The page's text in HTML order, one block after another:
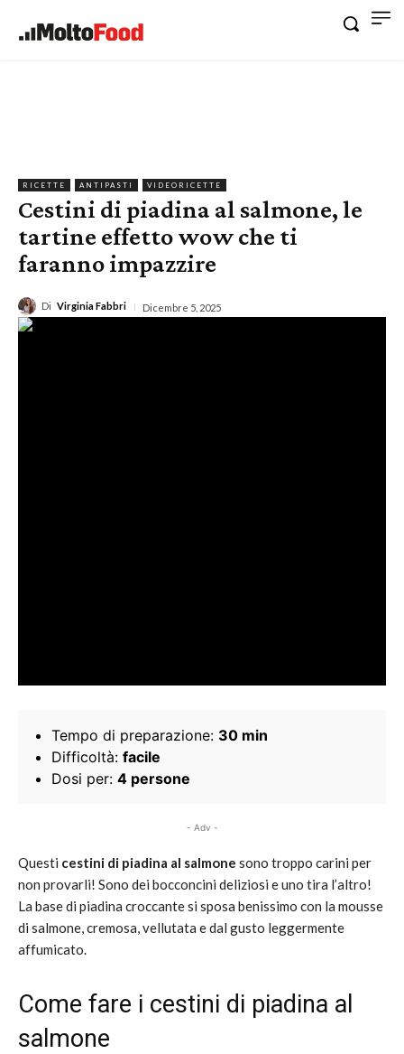
RICETTE ANTIPASTI VIDEORICETTE
Cestini di piadina al salmone, le
tartine effetto wow che ti
faranno impazzire
Di Virginia Fabbri Dicembre 5, 2025
Tempo di preparazione: 30 min
Difficoltà: facile
Dosi per: 4 persone
- Adv -
Questi cestini di piadina al salmone sono troppo carini per
non provarli! Sono dei bocconcini deliziosi e uno tira l’altro!
La base di piadina croccante si sposa benissimo con la mousse
di salmone, cremosa, vellutata e dal gusto leggermente
affumicato.
Come fare i cestini di piadina al
salmone